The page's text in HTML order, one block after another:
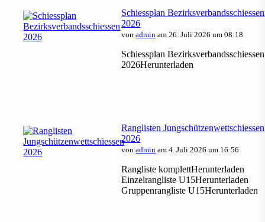
Schiessplan Bezirksverbandsschiessen
2026
vonadmin am 26. Juli 2026 um 08:18
Schiessplan Bezirksverbandsschiessen
2026Herunterladen
Ranglisten Jungschützenwettschiessen
2026
vonadmin am 4. Juli 2026 um 16:56
Rangliste komplettHerunterladen
Einzelrangliste U15Herunterladen
Gruppenrangliste U15Herunterladen